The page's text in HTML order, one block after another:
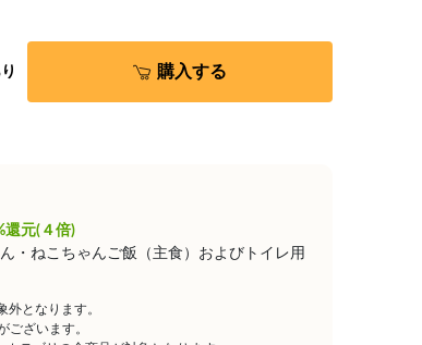
購入する
還元(４倍)
・ねこちゃんご飯（主食）およびトイレ用
となります。
ございます。